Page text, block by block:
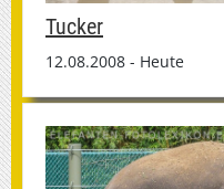
Tucker
12.08.2008 - Heute